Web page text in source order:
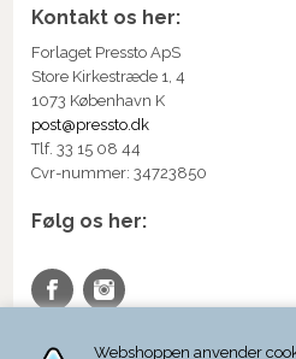
Webshoppen anvender
Kontakt os her:
Forlaget Pressto ApS
Store Kirkestræde 1, 4
1073 København K
post@pressto.dk
Tlf. 33 15 08 44
Cvr-nummer: 34723850
Følg os her: